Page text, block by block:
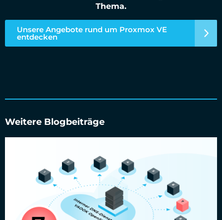
Thema.
Unsere Angebote rund um Proxmox VE
entdecken
Weitere Blogbeiträge